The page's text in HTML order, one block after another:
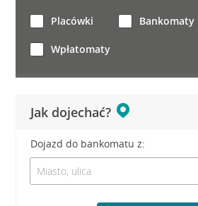
Jak dojechać?
Dojazd do bankomatu z:
Placówki Bankomaty
Wpłatomaty